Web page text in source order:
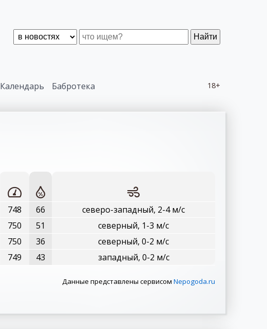
Найти
18+
Календарь Бабротека
748 66
северо-западный, 2-4 м/с
750 51
северный, 1-3 м/с
750 36
северный, 0-2 м/с
749 43 западный, 0-2 м/с
Данные представлены сервисом Nepogoda.ru